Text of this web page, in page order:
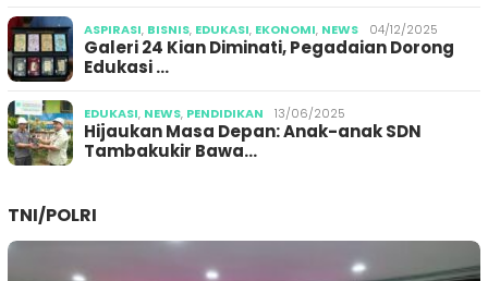
ASPIRASI, BISNIS, EDUKASI, EKONOMI, NEWS 04/12/2025
Galeri 24 Kian Diminati, Pegadaian Dorong
Edukasi …
EDUKASI, NEWS, PENDIDIKAN 13/06/2025
Hijaukan Masa Depan: Anak-anak SDN
Tambakukir Bawa…
TNI/POLRI